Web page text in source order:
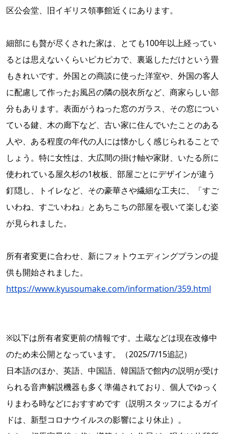
区公会堂、旧イギリス領事館近くにあります。
細部にも贅が尽くされた家は、とても100年以上経ってい
るとは思えないくらいピカピカで、裏返しただけという畳
もきれいです。外国との商談に使った洋室や、外国の客人
に配慮して作ったお風呂の隣の脱衣所など、商家らしい部
分もあります。表面がうねった窓のガラス、その窓につい
ている鍵、木の廊下など、古い家に住んでいたことのある
人や、ある程度の年代の人には懐かしく感じられることで
しょう。特に女性は、大広間の掛け軸や家財、いたる所に
使われている屋久杉の1枚板、部屋ごとにデザインが違う
釘隠し、トイレなど、その豪華さや繊細な工夫に、「すご
いわね、すごいわね」とあちこちの部屋を覗いて楽しむ姿
が見られました。
所有者変更に合わせ、新にフォトウエディングプランの提
供も開始されました。
https://www.kyusoumake.com/information/359.html
※以下は所有者変更前の情報です。土蔵などは現在改修中
のため未公開となっています。（2025/7/15追記）
日本語のほか、英語、中国語、韓国語で館内の説明が受け
られる音声解説機器も多く準備されており、個人でゆっく
りまわる時などにおすすめです（説明スタッフによるガイ
ドは、新型コロナウイルスの影響により休止）。